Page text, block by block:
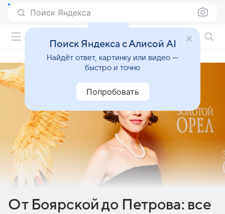
Поиск Яндекса
От Боярской до Петрова: все
Поиск Яндекса с Алисой AI
Найдёт ответ, картинку или видео —
быстро и точно
Попробовать